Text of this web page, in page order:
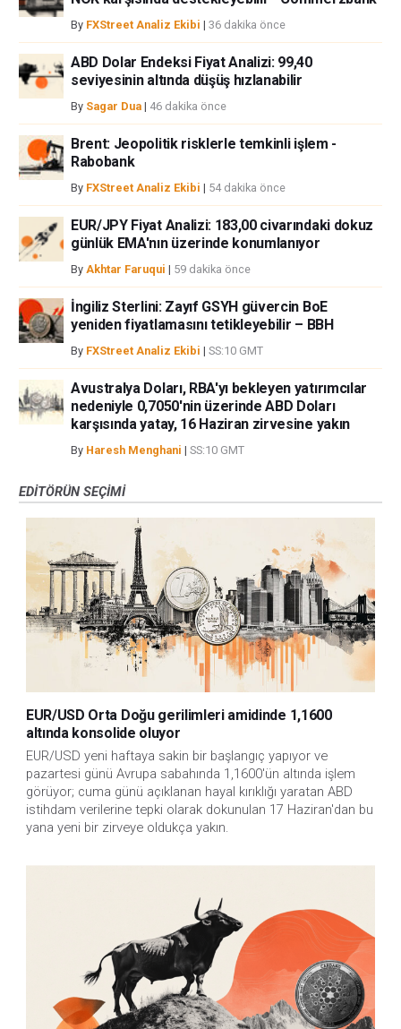
By FXStreet Analiz Ekibi | 36 dakika önce
ABD Dolar Endeksi Fiyat Analizi: 99,40
seviyesinin altında düşüş hızlanabilir
By Sagar Dua | 46 dakika önce
Brent: Jeopolitik risklerle temkinli işlem -
Rabobank
By FXStreet Analiz Ekibi | 54 dakika önce
EUR/JPY Fiyat Analizi: 183,00 civarındaki dokuz
günlük EMA'nın üzerinde konumlanıyor
By Akhtar Faruqui | 59 dakika önce
İngiliz Sterlini: Zayıf GSYH güvercin BoE
yeniden fiyatlamasını tetikleyebilir – BBH
By FXStreet Analiz Ekibi | SS:10 GMT
Avustralya Doları, RBA'yı bekleyen yatırımcılar
nedeniyle 0,7050'nin üzerinde ABD Doları
karşısında yatay, 16 Haziran zirvesine yakın
By Haresh Menghani | SS:10 GMT
EDITÖRÜN SEÇIMI
EUR/USD Orta Doğu gerilimleri amidinde 1,1600
altında konsolide oluyor
EUR/USD yeni haftaya sakin bir başlangıç yapıyor ve
pazartesi günü Avrupa sabahında 1,1600'ün altında işlem
görüyor; cuma günü açıklanan hayal kırıklığı yaratan ABD
istihdam verilerine tepki olarak dokunulan 17 Haziran'dan bu
yana yeni bir zirveye oldukça yakın.